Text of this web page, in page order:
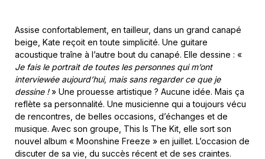
Assise confortablement, en tailleur, dans un grand canapé
beige, Kate reçoit en toute simplicité. Une guitare
acoustique traîne à l’autre bout du canapé. Elle dessine : «
Je fais le portrait de toutes les personnes qui m’ont
interviewée aujourd’hui, mais sans regarder ce que je
dessine !» Une prouesse artistique ? Aucune idée. Mais ça
reflète sa personnalité. Une musicienne qui a toujours vécu
de rencontres, de belles occasions, d’échanges et de
musique. Avec son groupe, This Is The Kit, elle sort son
nouvel album « Moonshine Freeze » en juillet. L’occasion de
discuter de sa vie, du succès récent et de ses craintes.